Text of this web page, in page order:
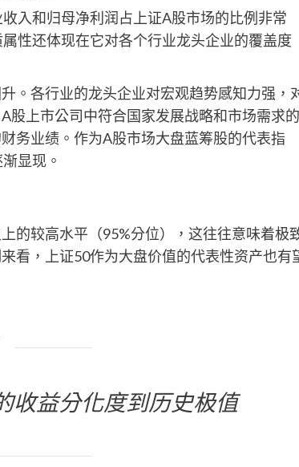
入和归母净利润占上证A股市场的比例非常
性还体现在它对各个行业龙头企业的覆盖度
。各行业的龙头企业对宏观趋势感知力强，
股上市公司中符合国家发展战略和市场需求的
务业绩。作为A股市场大盘蓝筹股的代表指
显现。
的较高水平（95%分位），这往往意味着极
看，上证50作为大盘价值的代表性资产也有
收益分化度到历史极值